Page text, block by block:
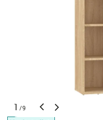
1 /9